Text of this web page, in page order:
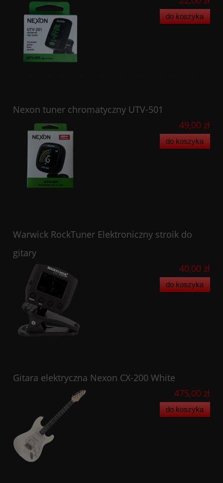
do koszyka
Nexon tuner chromatyczny UTV-501
49,00 zł
do koszyka
Warwick RockTuner Elektroniczny stroik do
gitary
40,00 zł
do koszyka
Gitara elektryczna Nexon CX-200 White
475,00 zł
do koszyka